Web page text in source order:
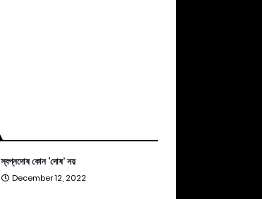
স্বপ্নদোষ কোন ‘দোষ’ নয়
December 12, 2022